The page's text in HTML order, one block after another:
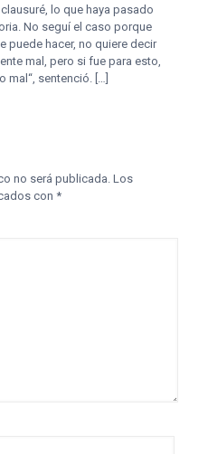
lo que haya pasado
No seguí el caso porque
puede hacer, no quiere decir
mal, pero si fue para esto,
mal“, sentenció. […]
no será publicada. Los
con *